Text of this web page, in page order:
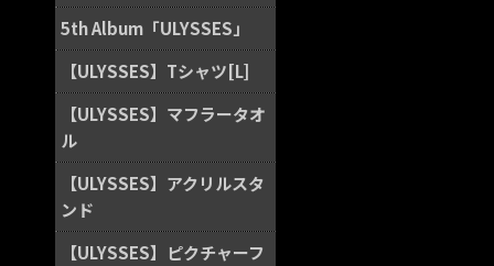
5th Album「ULYSSES」
【ULYSSES】Tシャツ[L]
【ULYSSES】マフラータオ
ル
【ULYSSES】アクリルスタ
ンド
【ULYSSES】ピクチャーフ